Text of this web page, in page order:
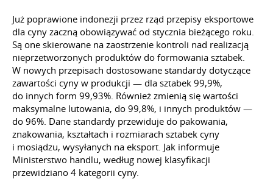
Już poprawione indonezji przez rząd przepisy eksportowe
dla cyny zaczną obowiązywać od stycznia bieżącego roku.
Są one skierowane na zaostrzenie kontroli nad realizacją
nieprzetworzonych produktów do formowania sztabek.
W nowych przepisach dostosowane standardy dotyczące
zawartości cyny w produkcji — dla sztabek 99,9%,
do innych form 99,93%. Również zmienią się wartości
maksymalne lutowania, do 99,8%, i innych produktów —
do 96%. Dane standardy przewiduje do pakowania,
znakowania, kształtach i rozmiarach sztabek cyny
i mosiądzu, wysyłanych na eksport. Jak informuje
Ministerstwo handlu, według nowej klasyfikacji
przewidziano 4 kategorii cyny.